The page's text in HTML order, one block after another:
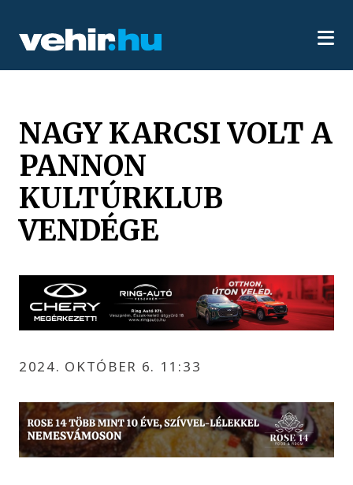
NAGY KARCSI VOLT A
PANNON
KULTÚRKLUB
VENDÉGE
2024. OKTÓBER 6. 11:33